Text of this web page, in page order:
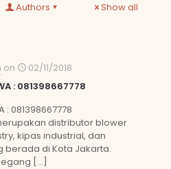
Authors Show all
on
02/11/2018
: 081398667778
: 081398667778
distributor blower
kipas industrial, dan
berada di Kota Jakarta.
[…]